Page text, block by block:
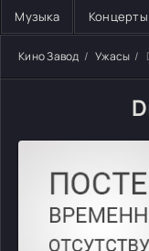
Музыка Концерты
Кино Завод Ужасы